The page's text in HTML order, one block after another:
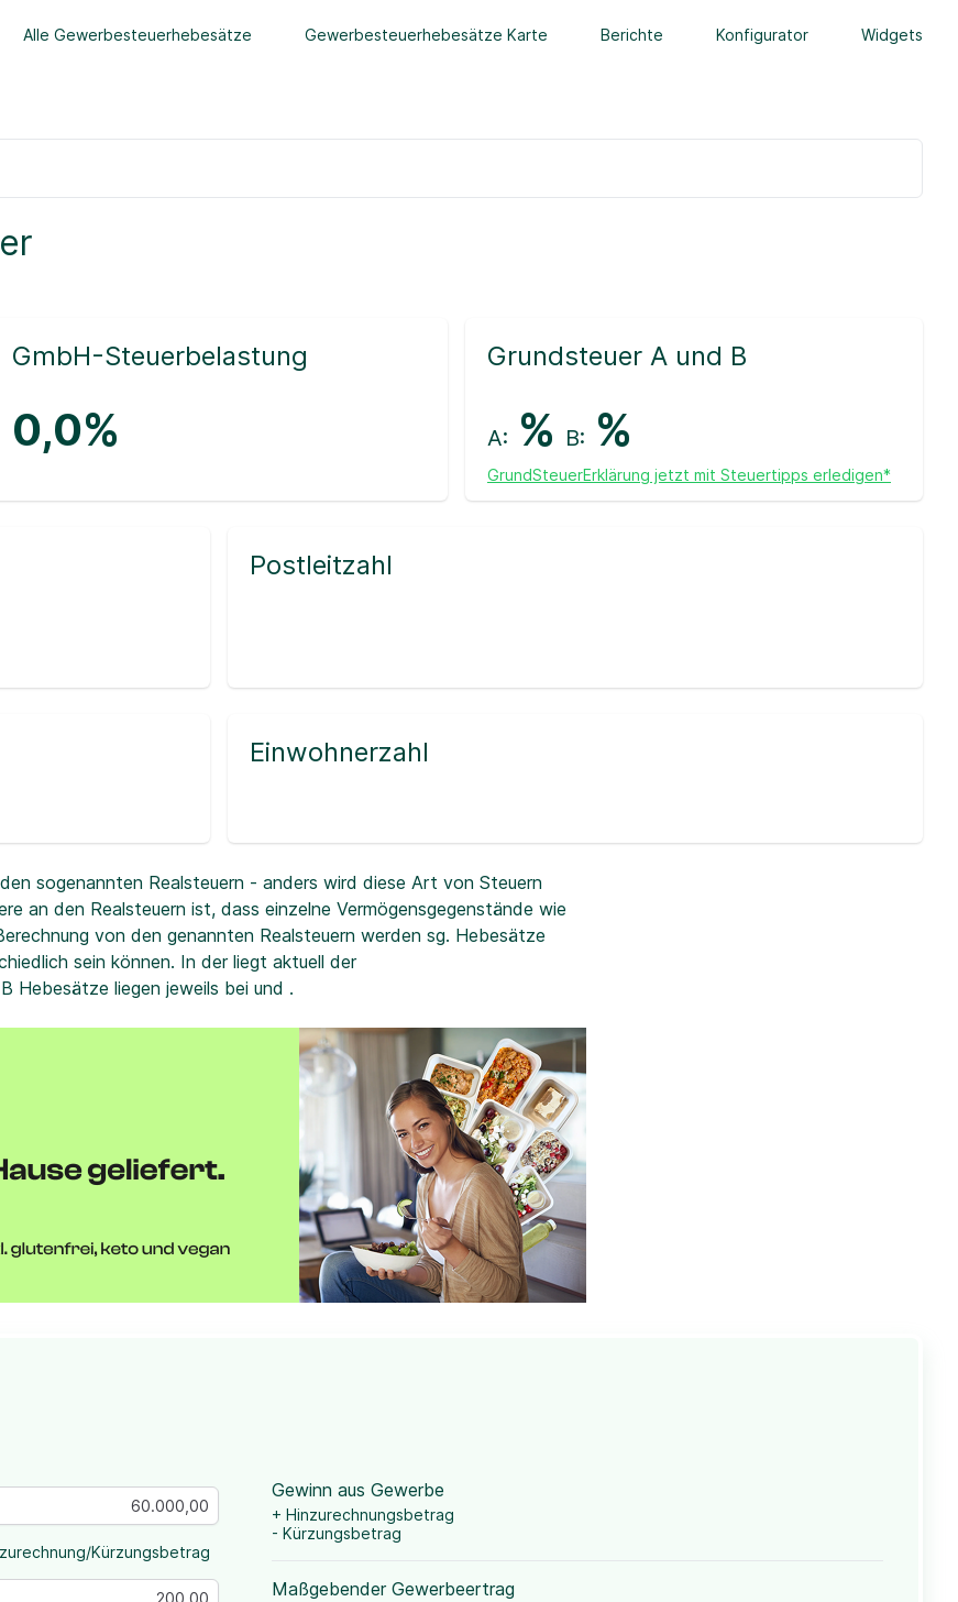
Alle Gewerbesteuerhebesätze Gewerbesteuerhebesätze Karte Berichte Konfigurator Widgets
GmbH-Steuerbelastung
0,0%
Grundsteuer A und B
A: % B: %
GrundSteuerErklärung jetzt mit Steuertipps erledigen*
Postleitzahl
Einwohnerzahl
sogenannten Realsteuern - anders wird diese Art von Steuern
an den Realsteuern ist, dass einzelne Vermögensgegenstände wie
von den genannten Realsteuern werden sg. Hebesätze
sein können. In der liegt aktuell der
Hebesätze liegen jeweils bei und .
Kürzungsbetrag
Gewinn aus Gewerbe
+ Hinzurechnungsbetrag
- Kürzungsbetrag
Maßgebender Gewerbeertrag